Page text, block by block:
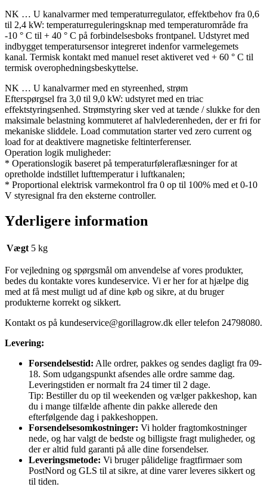
NK … U kanalvarmer med temperaturregulator, effektbehov fra 0,6
til 2,4 kW: temperaturreguleringsknap med temperaturområde fra
-10 ° C til + 40 ° C på forbindelsesboks frontpanel. Udstyret med
indbygget temperatursensor integreret indenfor varmelegemets
kanal. Termisk kontakt med manuel reset aktiveret ved + 60 ° C til
termisk overophedningsbeskyttelse.
NK … U kanalvarmer med en styreenhed, strøm
Efterspørgsel fra 3,0 til 9,0 kW: udstyret med en triac
effektstyringsenhed. Strømstyring sker ved at tænde / slukke for den
maksimale belastning kommuteret af halvlederenheden, der er fri for
mekaniske sliddele. Load commutation starter ved zero current og
load for at deaktivere magnetiske feltinterferenser.
Operation logik muligheder:
* Operationslogik baseret på temperaturføleraflæsninger for at
opretholde indstillet lufttemperatur i luftkanalen;
* Proportional elektrisk varmekontrol fra 0 op til 100% med et 0-10
V styresignal fra den eksterne controller.
Yderligere information
Vægt 5 kg
For vejledning og spørgsmål om anvendelse af vores produkter,
bedes du kontakte vores kundeservice. Vi er her for at hjælpe dig
med at få mest muligt ud af dine køb og sikre, at du bruger
produkterne korrekt og sikkert.
Kontakt os på kundeservice@gorillagrow.dk eller telefon 24798080.
Levering:
Forsendelsestid: Alle ordrer, pakkes og sendes dagligt fra 09-
18. Som udgangspunkt afsendes alle ordre samme dag.
Leveringstiden er normalt fra 24 timer til 2 dage.
Tip: Bestiller du op til weekenden og vælger pakkeshop, kan
du i mange tilfælde afhente din pakke allerede den
efterfølgende dag i pakkeshoppen.
Forsendelsesomkostninger: Vi holder fragtomkostninger
nede, og har valgt de bedste og billigste fragt muligheder, og
der er altid fuld garanti på alle dine forsendelser.
Leveringsmetode: Vi bruger pålidelige fragtfirmaer som
PostNord og GLS til at sikre, at dine varer leveres sikkert og
til tiden.